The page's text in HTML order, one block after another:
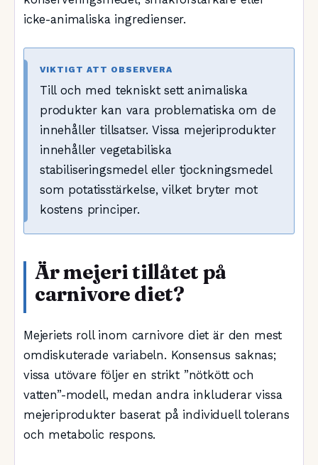
icke-animaliska ingredienser.
VIKTIGT ATT OBSERVERA
Till och med tekniskt sett animaliska
produkter kan vara problematiska om de
innehåller tillsatser. Vissa mejeriprodukter
innehåller vegetabiliska
stabiliseringsmedel eller tjockningsmedel
som potatisstärkelse, vilket bryter mot
kostens principer.
Är mejeri tillåtet på
carnivore diet?
Mejeriets roll inom carnivore diet är den mest
omdiskuterade variabeln. Konsensus saknas;
vissa utövare följer en strikt ”nötkött och
vatten”-modell, medan andra inkluderar vissa
mejeriprodukter baserat på individuell tolerans
och metabolic respons.